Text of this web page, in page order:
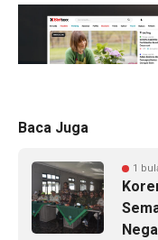
Baca Juga
1